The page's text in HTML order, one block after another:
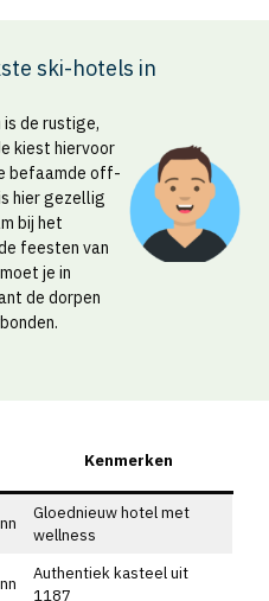
ski-hotels in
de rustige,
kiest hiervoor
befaamde off-
hier gezellig
bij het
feesten van
je in
de dorpen
Kenmerken
Gloednieuw hotel met
wellness
Authentiek kasteel uit
1187